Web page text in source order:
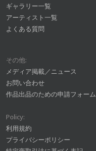
ギャラリー一覧
アーティスト一覧
よくある質問
その他:
メディア掲載／ニュース
お問い合わせ
作品出品のための申請フォーム
Policy:
利用規約
プライバシーポリシー